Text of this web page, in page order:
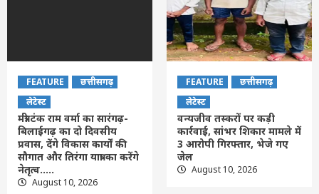
FEATURE
छत्तीसगढ़
लेटेस्ट
मंत्री टंक राम वर्मा का सारंगढ़-
बिलाईगढ़ का दो दिवसीय
प्रवास, देंगे विकास कार्यों की
सौगात और तिरंगा यात्रा का करेंगे
नेतृत्व…..
August 10, 2026
FEATURE
छत्तीसगढ़
लेटेस्ट
वन्यजीव तस्करों पर कड़ी
कार्रवाई, सांभर शिकार मामले में
3 आरोपी गिरफ्तार, भेजे गए
जेल
August 10, 2026